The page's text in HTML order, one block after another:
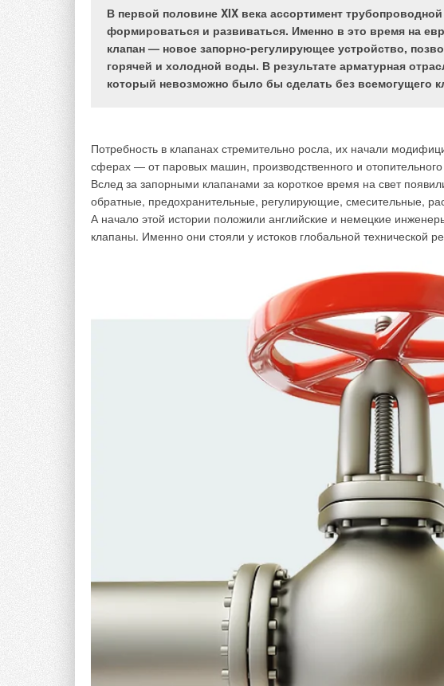
В первой половине XIX века ассортимент
формироваться и развиваться. Именно в это время на
клапан — новое запорно-регулирующее устройство,
горячей и холодной воды. В результате арматурная
который невозможно было бы сделать без всемогущего
Потребность в клапанах стремительно росла, их начали
сферах — от паровых машин, производственного и
Вслед за запорными клапанами за короткое время на свет
обратные, предохранительные, регулирующие, смесительные,
А начало этой истории положили английские и немецкие
клапаны. Именно они стояли у истоков глобальной технической
WIRQUIN создал технологию «умной» мембраны:
14-летний опыт в создании сифонов с сухим затвором позволил
запатентованной мембраны, которая прекрасно нейтрализует
«умной» мембраны, SLIM+ предотвращает обратное
и шума, поскольку он способствует естественной вентиляции
Сверхкомпактный: быстрая и лёгкая установка во всех
Высота SLIM+ всего 40 мм, что позволяет устанавливать его
компактен и в двух других измерениях, благодаря чему его
Сверхнадёжный: надёжная установка с гарантией отсутствия
Интегрированная в корпус прокладка обеспечивает абсолютную
Фиксирующая пластина из нержавеющей стали, три винта из
гарантируют высокие эксплуатационные характеристики и
поддоном. SLIM+ — это обещание 10
Сверхчистый: лёгкая прочистка сверху
Съёмный картридж с интегрированной в корпус внешней